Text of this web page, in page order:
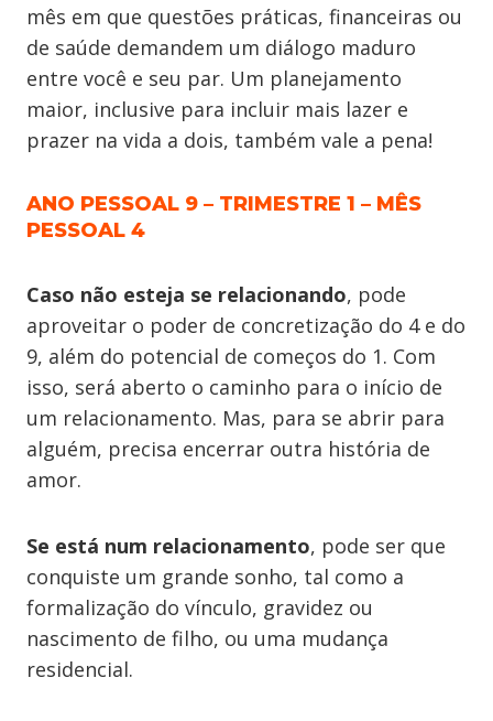
mês em que questões práticas, financeiras ou
de saúde demandem um diálogo maduro
entre você e seu par. Um planejamento
maior, inclusive para incluir mais lazer e
prazer na vida a dois, também vale a pena!
ANO PESSOAL 9 – TRIMESTRE 1 – MÊS
PESSOAL 4
Caso não esteja se relacionando, pode
aproveitar o poder de concretização do 4 e do
9, além do potencial de começos do 1. Com
isso, será aberto o caminho para o início de
um relacionamento. Mas, para se abrir para
alguém, precisa encerrar outra história de
amor.
Se está num relacionamento, pode ser que
conquiste um grande sonho, tal como a
formalização do vínculo, gravidez ou
nascimento de filho, ou uma mudança
residencial.